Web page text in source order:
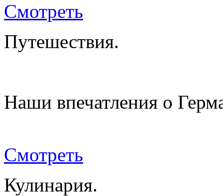
Смотреть
Путешествия.
Наши впечатления о
Смотреть
Кулинария.